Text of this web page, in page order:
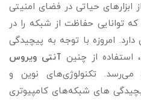
حیاتی در فضای امنیتی
توانایی حفاظت از شبکه را در
امروزه با توجه به پیچیدگی
استفاده از چنین آنتی ویروس
تکنولوژی‌های نوین و
های شبکه‌های کامپیوتری